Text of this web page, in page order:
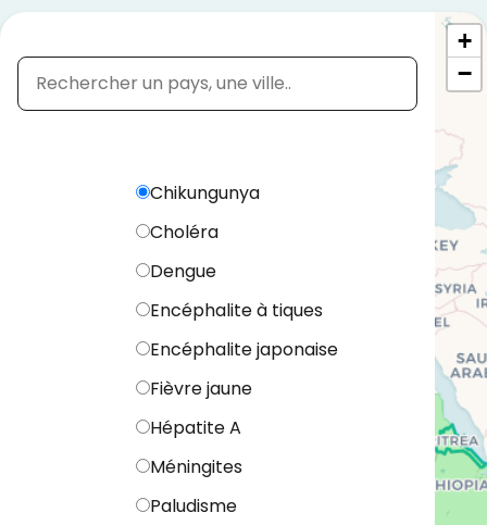
Chikungunya
Choléra
Dengue
Encéphalite à tiques
Encéphalite japonaise
Fièvre jaune
Hépatite A
Méningites
Paludisme
+
−